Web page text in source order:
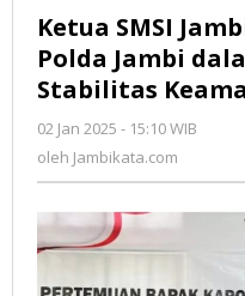
Ketua SMSI
Polda Jambi
Stabilitas
02 Jan 2025 - 15:10 WIB
oleh Jambikata.com